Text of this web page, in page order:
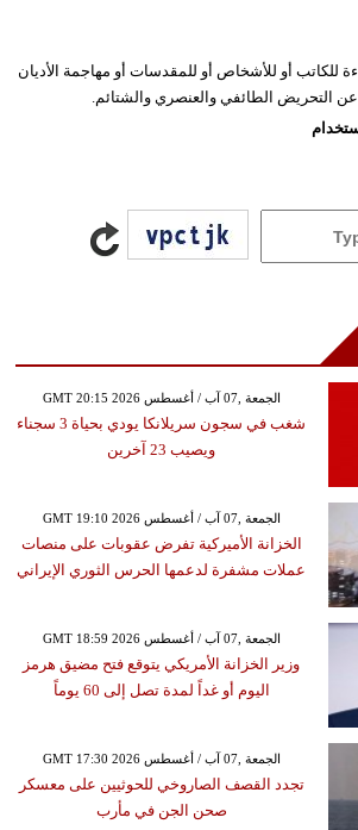
للكاتب أو للأشخاص أو للمقدسات أو مهاجمة الأديان
عن التحريض الطائفي والعنصري والشتائم.
GMT 20:15 2026 الجمعة ,07 آب / أغسطس
شغب في سجون سريلانكا يودي بحياة 3 سجناء
ويصيب 23 آخرين
GMT 19:10 2026 الجمعة ,07 آب / أغسطس
الخزانة الأميركية تفرض عقوبات على منصات
عملات مشفرة لدعمها الحرس الثوري الإيراني
GMT 18:59 2026 الجمعة ,07 آب / أغسطس
وزير الخزانة الأمريكي يتوقع فتح مضيق هرمز
اليوم أو غداً لمدة تصل إلى 60 يوماً
GMT 17:30 2026 الجمعة ,07 آب / أغسطس
تجدد القصف الصاروخي للحوثيين على معسكر
صحن الجن في مأرب